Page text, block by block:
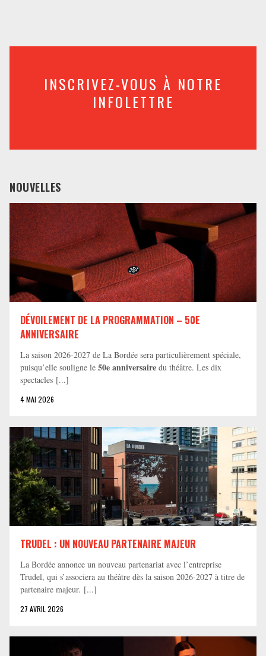
INSCRIVEZ-VOUS À NOTRE
INFOLETTRE
NOUVELLES
DÉVOILEMENT DE LA PROGRAMMATION – 50E
ANNIVERSAIRE
La saison 2026-2027 de La Bordée sera particulièrement spéciale,
puisqu’elle souligne le 50e anniversaire du théâtre. Les dix
spectacles [...]
4 MAI 2026
TRUDEL : UN NOUVEAU PARTENAIRE MAJEUR
La Bordée annonce un nouveau partenariat avec l’entreprise
Trudel, qui s’associera au théâtre dès la saison 2026-2027 à titre de
partenaire majeur. [...]
27 AVRIL 2026